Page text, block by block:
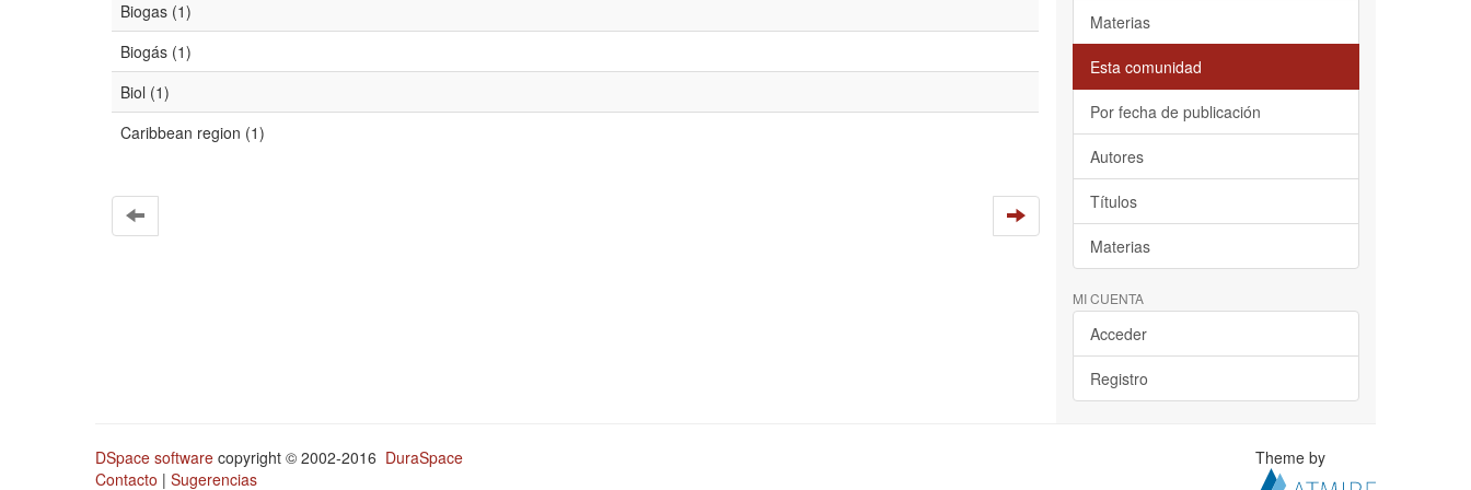
Biogas (1)
Biogás (1)
Biol (1)
Caribbean region (1)
Materias
Esta comunidad
Por fecha de publicación
Autores
Títulos
Materias
MI CUENTA
Acceder
Registro
DSpace software copyright © 2002-2016 DuraSpace
Contacto | Sugerencias
Theme by